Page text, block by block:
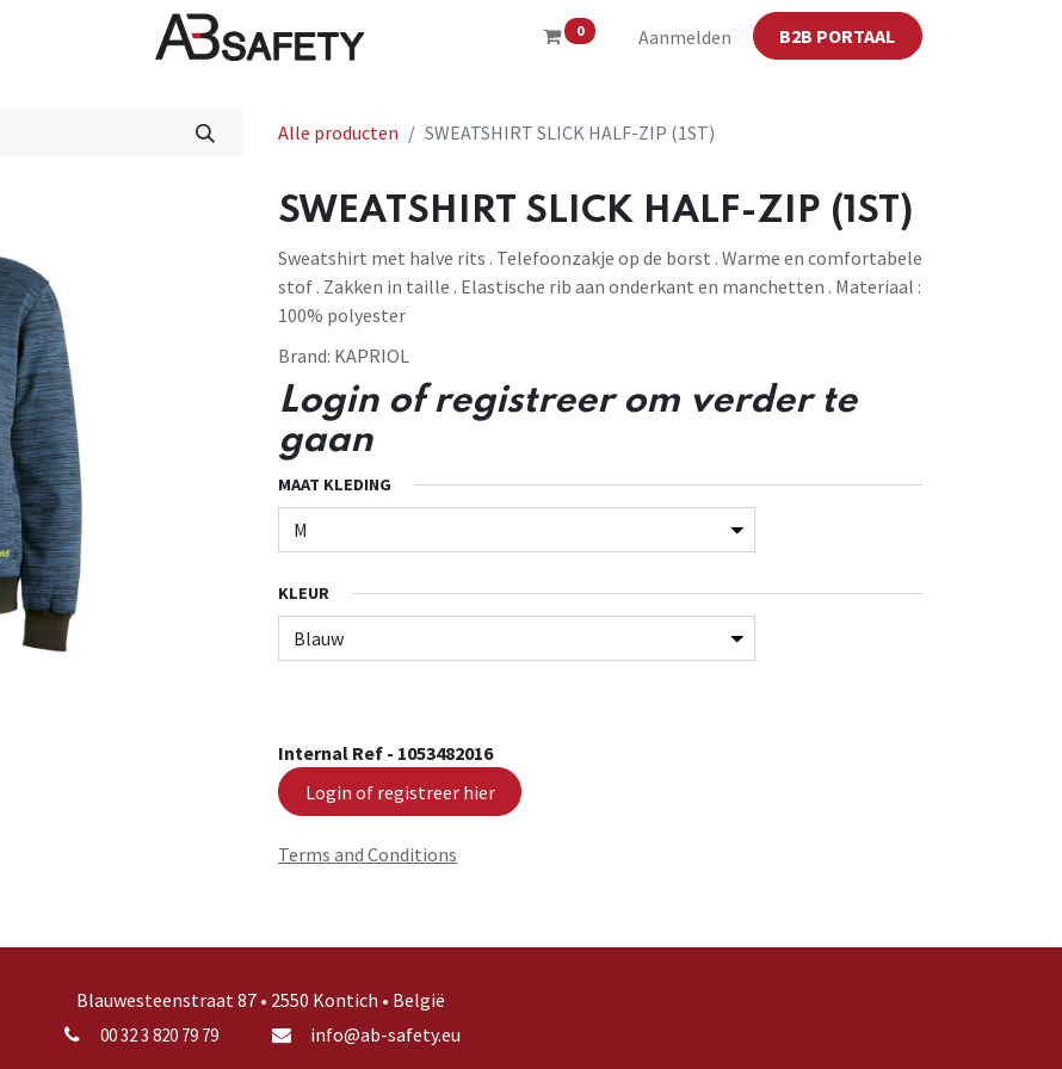
0 Aanmelden B2B PORTAAL
Winkel CE
Alle producten SWEATSHIRT SLICK HALF-ZIP (1ST)
SWEATSHIRT SLICK HALF-ZIP (1ST)
Sweatshirt met halve rits . Telefoonzakje op de borst . Warme en comfortabele
stof . Zakken in taille . Elastische rib aan onderkant en manchetten . Materiaal :
100% polyester
Brand: KAPRIOL
Login of registreer om verder te
gaan
MAAT KLEDING
KLEUR
Internal Ref - 1053482016
Login of registreer hier
Terms and Conditions
Blauwesteenstraat 87 • 2550 Kontich • België
00 32 3 820 79 79 info@ab-safety.eu